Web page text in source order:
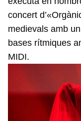
concert
medievals amb
bases rítmiques
MIDI.